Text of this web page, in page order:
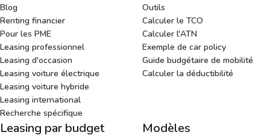
Blog
Renting financier
Pour les PME
Leasing professionnel
Leasing d'occasion
Leasing voiture électrique
Leasing voiture hybride
Leasing international
Recherche spécifique
Outils
Calculer le TCO
Calculer l'ATN
Exemple de car policy
Guide budgétaire de mobilité
Calculer la déductibilité
Leasing par budget Modèles